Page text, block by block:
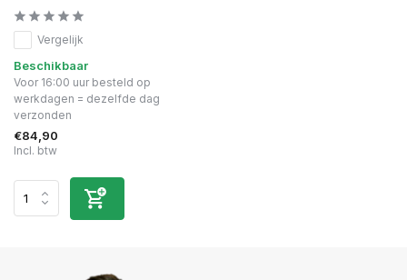
Vergelijk
Beschikbaar
Voor 16:00 uur besteld op
werkdagen = dezelfde dag
verzonden
€84,90
Incl. btw